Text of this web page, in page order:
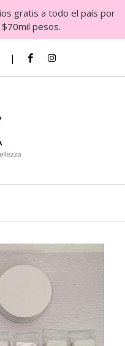
gratis a todo el país por
pesos.